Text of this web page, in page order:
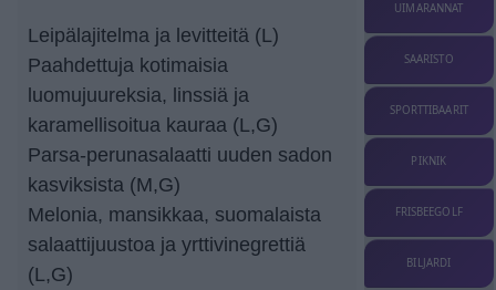
Leipälajitelma ja levitteitä (L)
Paahdettuja kotimaisia
luomujuureksia, linssiä ja
karamellisoitua kauraa (L,G)
Parsa-perunasalaatti uuden sadon
kasviksista (M,G)
Melonia, mansikkaa, suomalaista
salaattijuustoa ja yrttivinegrettiä
(L,G)
UIMARANNAT
SAARISTO
SPORTTIBAARIT
PIKNIK
FRISBEEGOLF
BILJARDI